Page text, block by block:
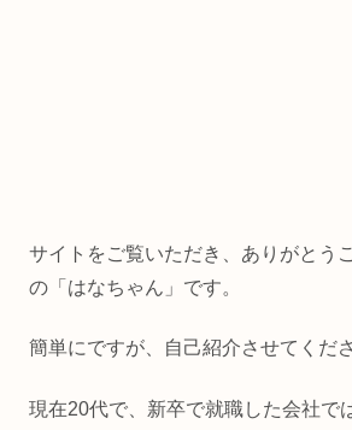
サイトをご覧いただき、ありがとう
の「はなちゃん」です。
簡単にですが、自己紹介させてくださ
現在20代で、新卒で就職した会社で